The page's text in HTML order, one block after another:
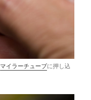
マイラーチューブに押し込